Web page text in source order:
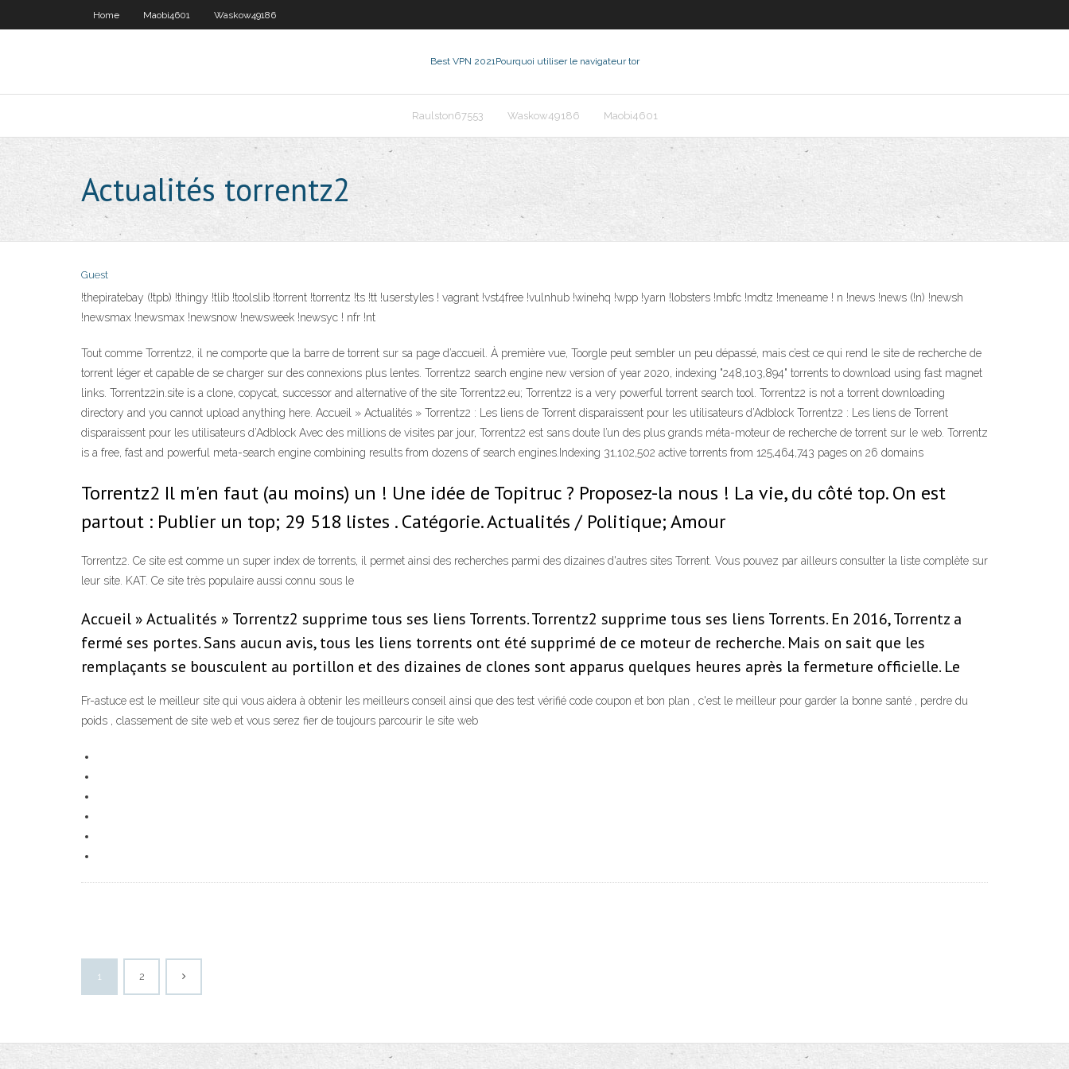
Home Maobi4601 Waskow49186
Best VPN 2021Pourquoi utiliser le navigateur tor
Raulston67553 Waskow49186 Maobi4601
Actualités torrentz2
Guest
!thepiratebay (!tpb) !thingy !tlib !toolslib !torrent !torrentz !ts !tt !userstyles ! vagrant !vst4free !vulnhub !winehq !wpp !yarn !lobsters !mbfc !mdtz !meneame ! n !news !news (!n) !newsh
!newsmax !newsmax !newsnow !newsweek !newsyc ! nfr !nt
Tout comme Torrentz2, il ne comporte que la barre de torrent sur sa page d’accueil. À première vue, Toorgle peut sembler un peu dépassé, mais c’est ce qui rend le site de recherche de
torrent léger et capable de se charger sur des connexions plus lentes. Torrentz2 search engine new version of year 2020, indexing "248,103,894" torrents to download using fast magnet
links. Torrentz2in.site is a clone, copycat, successor and alternative of the site Torrentz2.eu; Torrentz2 is a very powerful torrent search tool. Torrentz2 is not a torrent downloading
directory and you cannot upload anything here. Accueil » Actualités » Torrentz2 : Les liens de Torrent disparaissent pour les utilisateurs d’Adblock Torrentz2 : Les liens de Torrent
disparaissent pour les utilisateurs d’Adblock Avec des millions de visites par jour, Torrentz2 est sans doute l’un des plus grands méta-moteur de recherche de torrent sur le web. Torrentz
is a free, fast and powerful meta-search engine combining results from dozens of search engines.Indexing 31,102,502 active torrents from 125,464,743 pages on 26 domains
Torrentz2 Il m'en faut (au moins) un ! Une idée de Topitruc ? Proposez-la nous ! La vie, du côté top. On est
partout : Publier un top; 29 518 listes . Catégorie. Actualités / Politique; Amour
Torrentz2. Ce site est comme un super index de torrents, il permet ainsi des recherches parmi des dizaines d'autres sites Torrent. Vous pouvez par ailleurs consulter la liste complète sur
leur site. KAT. Ce site très populaire aussi connu sous le
Accueil » Actualités » Torrentz2 supprime tous ses liens Torrents. Torrentz2 supprime tous ses liens Torrents. En 2016, Torrentz a
fermé ses portes. Sans aucun avis, tous les liens torrents ont été supprimé de ce moteur de recherche. Mais on sait que les
remplaçants se bousculent au portillon et des dizaines de clones sont apparus quelques heures après la fermeture officielle. Le
Fr-astuce est le meilleur site qui vous aidera à obtenir les meilleurs conseil ainsi que des test vérifié code coupon et bon plan , c'est le meilleur pour garder la bonne santé , perdre du
poids , classement de site web et vous serez fier de toujours parcourir le site web
1 2